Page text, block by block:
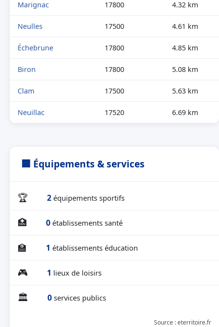
Marignac 17800 4.32 km
Neulles 17500 4.61 km
Échebrune 17800 4.85 km
Biron 17800 5.08 km
Clam 17500 5.63 km
Neuillac 17520 6.69 km
🏢 Équipements & services
🏆 2 équipements sportifs
🏥 0 établissements santé
🏫 1 établissements éducation
🎮 1 lieux de loisirs
🏛 0 services publics
Source : eterritoire.fr